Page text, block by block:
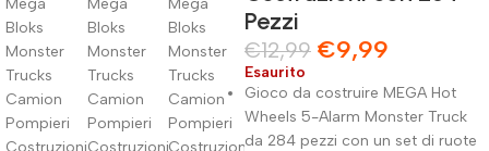
Pezzi
€12,99 €9,99
Esaurito
Gioco da costruire MEGA Hot
Wheels 5-Alarm Monster Truck
da 284 pezzi con un set di ruote